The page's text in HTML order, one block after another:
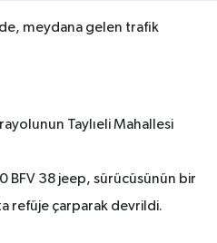
meydana gelen trafik
Taylıeli Mahallesi
BFV 38 jeep, sürücüsünün bir
refüje çarparak devrildi.